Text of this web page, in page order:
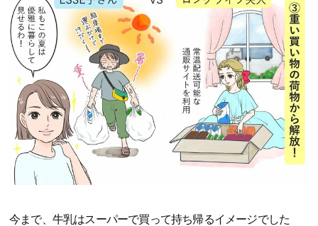
今まで、牛乳はスーパーで買って持ち帰るイメージでした